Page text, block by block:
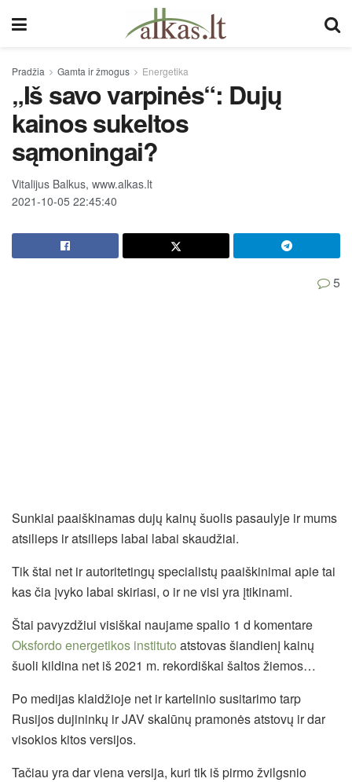
Pradžia Gamta ir žmogus Energetika
„Iš savo varpinės“: Dujų
kainos sukeltos
sąmoningai?
Vitalijus Balkus, www.alkas.lt
2021-10-05 22:45:40
5
Sunkiai paaiškinamas dujų kainų šuolis pasaulyje ir mums
atsilieps ir atsilieps labai labai skaudžiai.
Tik štai net ir autoritetingų specialistų paaiškinimai apie tai
kas čia įvyko labai skiriasi, o ir ne visi yra įtikinami.
Štai pavyzdžiui visiškai naujame spalio 1 d komentare
Oksfordo energetikos instituto atstovas šiandienį kainų
šuoli kildina net iš 2021 m. rekordiškai šaltos žiemos…
Po medijas klaidžioje net ir kartelinio susitarimo tarp
Rusijos dujininkų ir JAV skalūnų pramonės atstovų ir dar
visokios kitos versijos.
Tačiau yra dar viena versija, kuri tik iš pirmo žvilgsnio